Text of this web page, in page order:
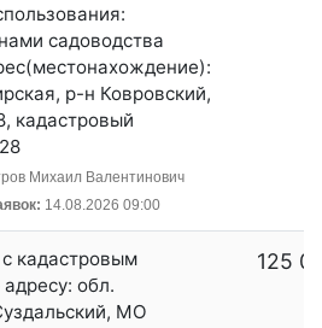
садоводства
р-н Ковровский,
кадастровый
Михаил Валентинович
14.08.2026 09:00
кадастровым
обл.
МО
125